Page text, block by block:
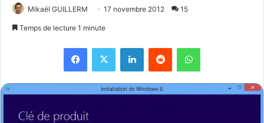
Mikaël GUILLERM 17 novembre 2012 15
Temps de lecture 1 minute